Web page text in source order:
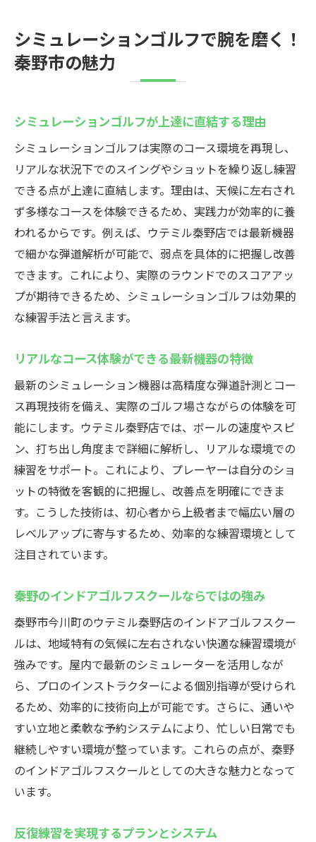
シミュレーションゴルフで腕を磨く！
秦野市の魅力
シミュレーションゴルフが上達に直結する理由
シミュレーションゴルフは実際のコース環境を再現し、
リアルな状況下でのスイングやショットを繰り返し練習
できる点が上達に直結します。理由は、天候に左右され
ず多様なコースを体験できるため、実践力が効率的に養
われるからです。例えば、ウテミル秦野店では最新機器
で細かな弾道解析が可能で、弱点を具体的に把握し改善
できます。これにより、実際のラウンドでのスコアアッ
プが期待できるため、シミュレーションゴルフは効果的
な練習手法と言えます。
リアルなコース体験ができる最新機器の特徴
最新のシミュレーション機器は高精度な弾道計測とコー
ス再現技術を備え、実際のゴルフ場さながらの体験を可
能にします。ウテミル秦野店では、ボールの速度やスピ
ン、打ち出し角度まで詳細に解析し、リアルな環境での
練習をサポート。これにより、プレーヤーは自分のショ
ットの特徴を客観的に把握し、改善点を明確にできま
す。こうした技術は、初心者から上級者まで幅広い層の
レベルアップに寄与するため、効率的な練習環境として
注目されています。
秦野のインドアゴルフスクールならではの強み
秦野市今川町のウテミル秦野店のインドアゴルフスクー
ルは、地域特有の気候に左右されない快適な練習環境が
強みです。屋内で最新のシミュレーターを活用しなが
ら、プロのインストラクターによる個別指導が受けられ
るため、効率的に技術向上が可能です。さらに、通いや
すい立地と柔軟な予約システムにより、忙しい日常でも
継続しやすい環境が整っています。これらの点が、秦野
のインドアゴルフスクールとしての大きな魅力となって
います。
反復練習を実現するプランとシステム